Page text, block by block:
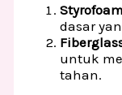
Styrofoam
dasar
untuk
tahan.